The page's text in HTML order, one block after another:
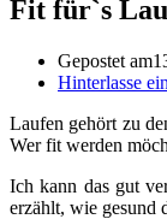
Fit für`s
Gepostet am
Hinterlasse
Laufen gehört zu
Wer fit werden
Ich kann das gut
erzählt, wie gesund